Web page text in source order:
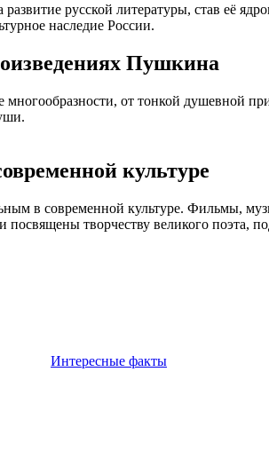
русской литературы, став её
наследие России.
Пушкина
от тонкой душевной
культуре
в современной культуре. Фильмы,
творчеству великого поэта,
Интересные факты